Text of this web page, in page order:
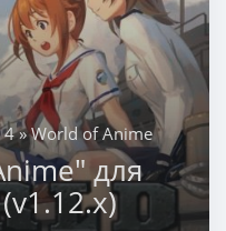
4» World of Anime
для